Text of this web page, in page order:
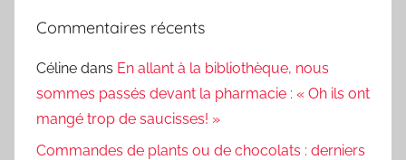
Commentaires récents
Céline dans En allant à la bibliothèque, nous
sommes passés devant la pharmacie : « Oh ils ont
mangé trop de saucisses! »
Commandes de plants ou de chocolats : derniers